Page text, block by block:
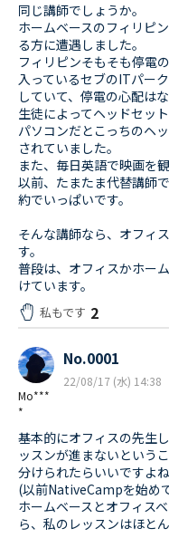
同じ講師でしょうか。
ホームベースのフィリピ
る方に遭遇しました。
フィリピンそもそも停電
入っているセブのITパー
していて、停電の心配はな
生徒によってヘッドセッ
パソコンだとこっちのヘ
されていました。
また、毎日英語で映画を
以前、たまたま代替講師
約でいっぱいです。
そんな講師なら、オフィ
す。
普段は、オフィスかホー
けています。
私もです 2
Mo***
*
No.0001
22/08/17 (水) 14:38
基本的にオフィスの先生
ッスンが進まないという
分けられたらいいですよね
(以前NativeCampを始め
ホームベースとオフィス
ら、私のレッスンはほと